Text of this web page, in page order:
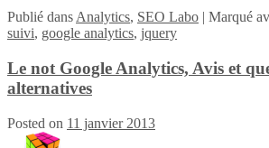
Publié dans Analytics, SEO Labo | Marqué
suivi, google analytics, jquery
Le not Google Analytics, Avis et
alternatives
Posted on 11 janvier 2013